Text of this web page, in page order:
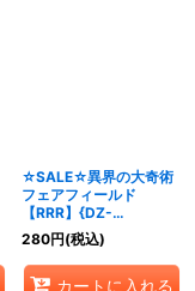
☆SALE☆異界の大奇術
フェアフィールド
【RRR】{DZ-
BT15/004}《ダークス
テイツ》
280円(税込)
カートに入れる